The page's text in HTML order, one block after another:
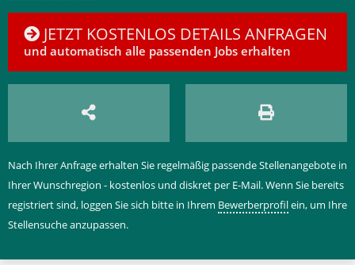
JETZT KOSTENLOS DETAILS ANFRAGEN
und automatisch alle passenden Jobs erhalten
Nach Ihrer Anfrage erhalten Sie regelmäßig passende Stellenangebote in
Ihrer Wunschregion - kostenlos und diskret per E-Mail. Wenn Sie bereits
registriert sind, loggen Sie sich bitte in Ihrem Bewerberprofilein, um Ihre
Stellensuche anzupassen.